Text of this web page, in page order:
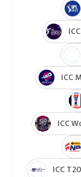
ICC
ICC
ICC